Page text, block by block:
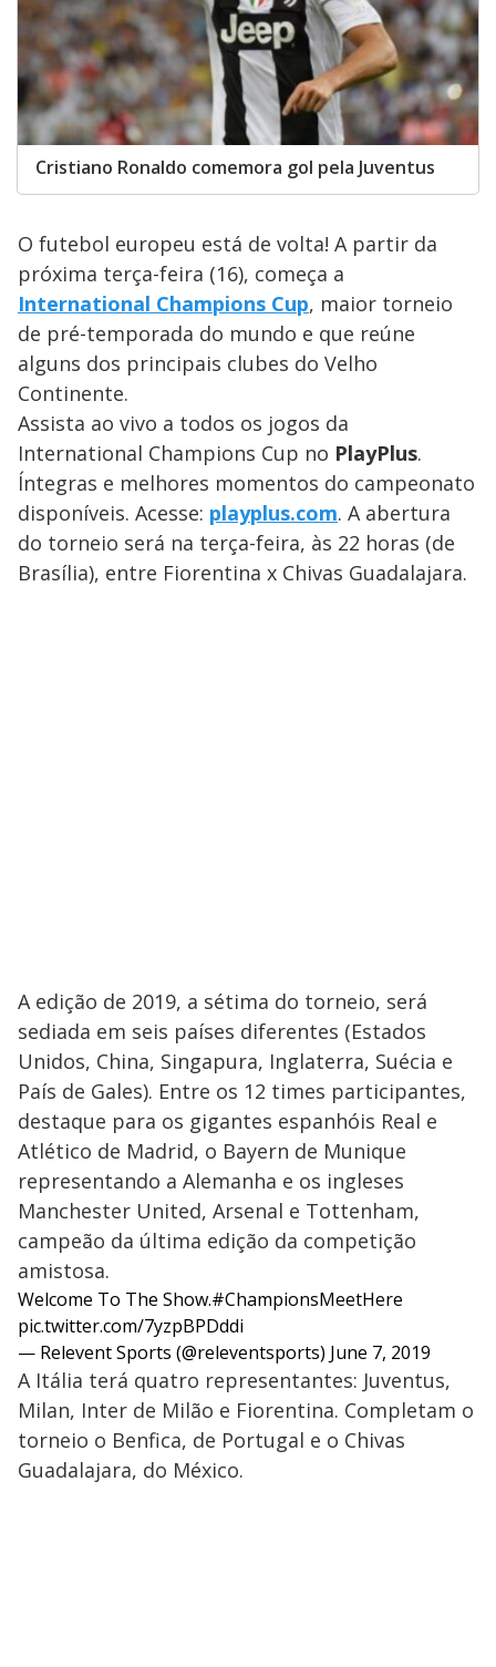
Cristiano Ronaldo comemora gol pela Juventus
O futebol europeu está de volta! A partir da
próxima terça-feira (16), começa a
International Champions Cup, maior torneio
de pré-temporada do mundo e que reúne
alguns dos principais clubes do Velho
Continente.
Assista ao vivo a todos os jogos da
International Champions Cup no PlayPlus.
Íntegras e melhores momentos do campeonato
disponíveis. Acesse: playplus.com. A abertura
do torneio será na terça-feira, às 22 horas (de
Brasília), entre Fiorentina x Chivas Guadalajara.
A edição de 2019, a sétima do torneio, será
sediada em seis países diferentes (Estados
Unidos, China, Singapura, Inglaterra, Suécia e
País de Gales). Entre os 12 times participantes,
destaque para os gigantes espanhóis Real e
Atlético de Madrid, o Bayern de Munique
representando a Alemanha e os ingleses
Manchester United, Arsenal e Tottenham,
campeão da última edição da competição
amistosa.
Welcome To The Show.#ChampionsMeetHere
pic.twitter.com/7yzpBPDddi
— Relevent Sports (@releventsports) June 7, 2019
A Itália terá quatro representantes: Juventus,
Milan, Inter de Milão e Fiorentina. Completam o
torneio o Benfica, de Portugal e o Chivas
Guadalajara, do México.